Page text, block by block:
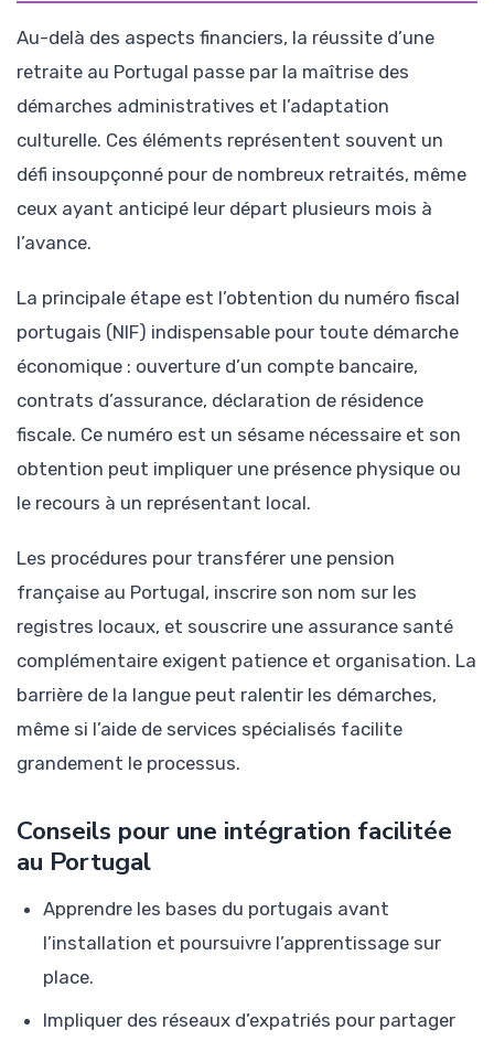
Au-delà des aspects financiers, la réussite d’une
retraite au Portugal passe par la maîtrise des
démarches administratives et l’adaptation
culturelle. Ces éléments représentent souvent un
défi insoupçonné pour de nombreux retraités, même
ceux ayant anticipé leur départ plusieurs mois à
l’avance.
La principale étape est l’obtention du numéro fiscal
portugais (NIF) indispensable pour toute démarche
économique : ouverture d’un compte bancaire,
contrats d’assurance, déclaration de résidence
fiscale. Ce numéro est un sésame nécessaire et son
obtention peut impliquer une présence physique ou
le recours à un représentant local.
Les procédures pour transférer une pension
française au Portugal, inscrire son nom sur les
registres locaux, et souscrire une assurance santé
complémentaire exigent patience et organisation. La
barrière de la langue peut ralentir les démarches,
même si l’aide de services spécialisés facilite
grandement le processus.
Conseils pour une intégration facilitée
au Portugal
Apprendre les bases du portugais avant
l’installation et poursuivre l’apprentissage sur
place.
Impliquer des réseaux d’expatriés pour partager